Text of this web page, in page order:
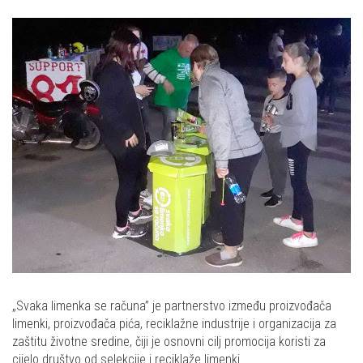
„Svaka limenka se računa” je partnerstvo između proizvođača
limenki, proizvođača pića, reciklažne industrije i organizacija za
zaštitu životne sredine, čiji je osnovni cilj promocija koristi za
cijelo društvo od selekcije i reciklaže limenki.